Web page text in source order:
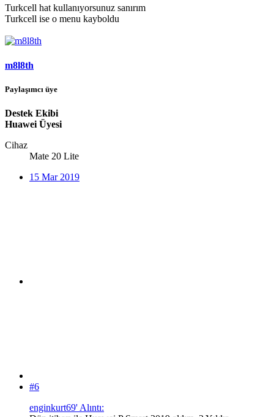
Turkcell hat kullanıyorsunuz sanırım
Turkcell ise o menu kayboldu
m8l8th
Paylaşımcı üye
Destek Ekibi
Huawei Üyesi
Cihaz
Mate 20 Lite
15 Mar 2019
#6
enginkurt69' Alıntı: